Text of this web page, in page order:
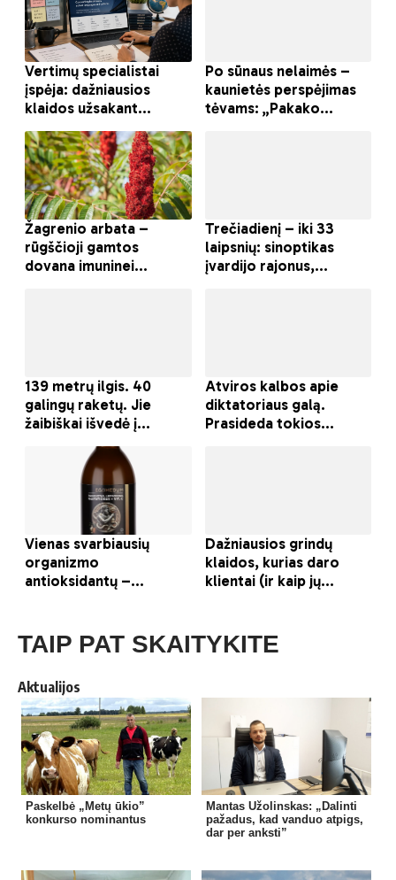
TAIP PAT SKAITYKITE
Aktualijos
Paskelbė „Metų ūkio”
konkurso nominantus
Mantas Užolinskas: „Dalinti
pažadus, kad vanduo atpigs,
dar per anksti”